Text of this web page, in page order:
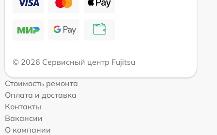
© 2026 Сервисный центр Fujitsu
Стоимость ремонта
Оплата и доставка
Контакты
Вакансии
О компании